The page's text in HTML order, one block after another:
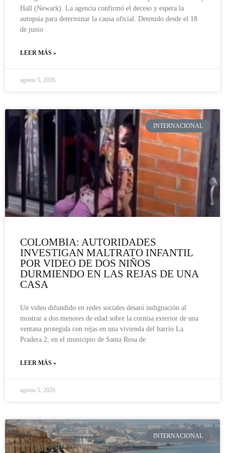
Hall (Newark). La agencia confirmó el deceso y espera la
autopsia para determinar la causa oficial. Detenido desde el 18
de junio
LEER MÁS »
agosto 5, 2026
INTERNACIONAL
COLOMBIA: AUTORIDADES
INVESTIGAN MALTRATO INFANTIL
POR VIDEO DE DOS NIÑOS
DURMIENDO EN LAS REJAS DE UNA
CASA
Un video difundido en redes sociales desató indignación al
mostrar a dos menores de edad sobre la cornisa exterior de una
ventana protegida con rejas en una vivienda del barrio La
Pradera 2, en el municipio de Santa Rosa de
LEER MÁS »
agosto 5, 2026
INTERNACIONAL